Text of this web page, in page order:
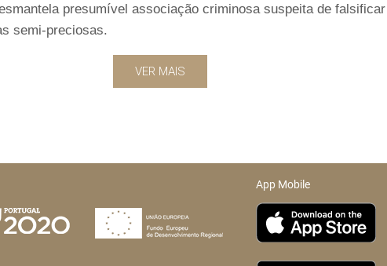
presumível associação criminosa suspeita de
semi-preciosas.
VER MAIS
App Mobile